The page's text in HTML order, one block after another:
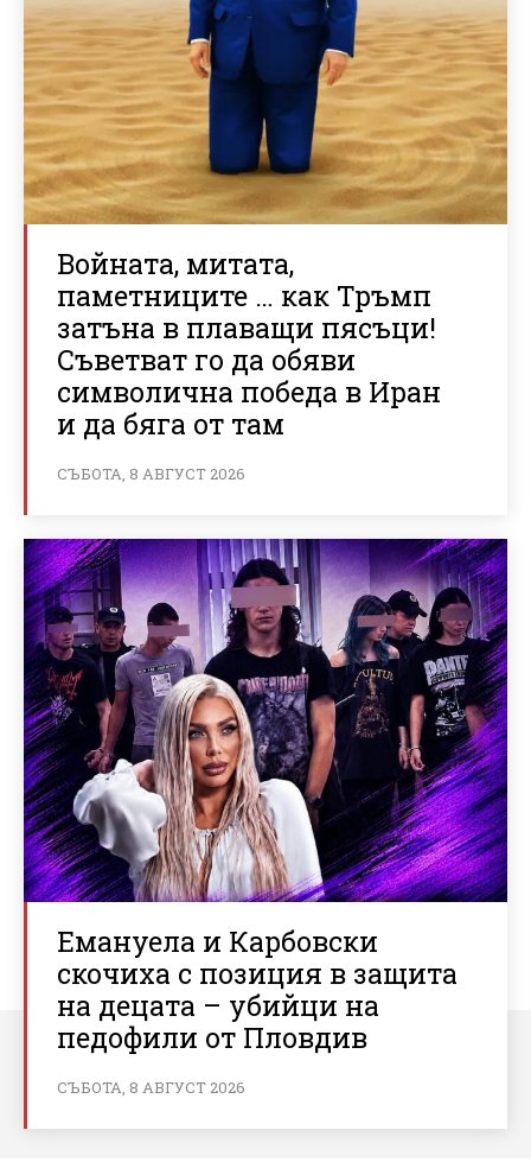
Войната, митата,
паметниците … как Тръмп
затъна в плаващи пясъци!
Съветват го да обяви
символична победа в Иран
и да бяга от там
СЪБОТА, 8 АВГУСТ 2026
Емануела и Карбовски
скочиха с позиция в защита
на децата – убийци на
педофили от Пловдив
СЪБОТА, 8 АВГУСТ 2026